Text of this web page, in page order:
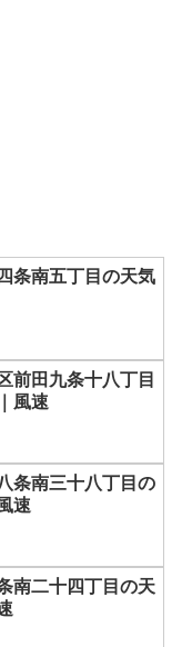
条南五丁目の天気
前田九条十八丁目
風速
条南三十八丁目の
速
南二十四丁目の天